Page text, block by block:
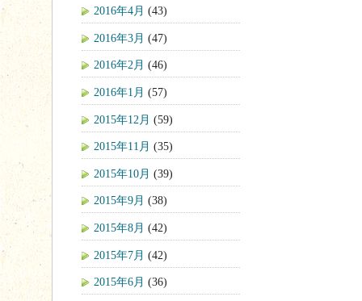
2016年4月 (43)
2016年3月 (47)
2016年2月 (46)
2016年1月 (57)
2015年12月 (59)
2015年11月 (35)
2015年10月 (39)
2015年9月 (38)
2015年8月 (42)
2015年7月 (42)
2015年6月 (36)